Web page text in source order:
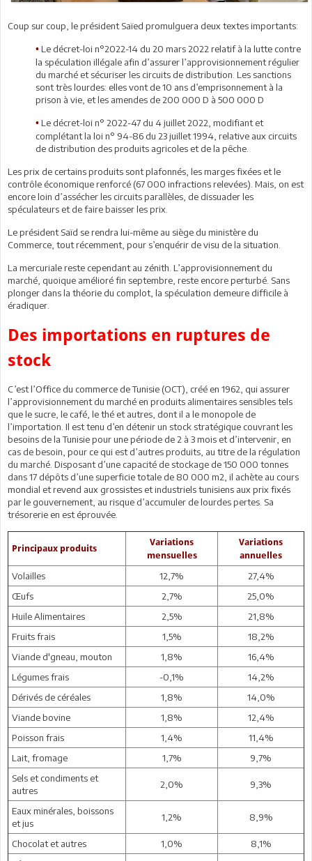
Coup sur coup, le président Saïed promulguera deux textes importants:
• Le décret-loi n°2022-14 du 20 mars 2022 relatif à la lutte contre
la spéculation illégale afin d’assurer l’approvisionnement régulier
du marché et sécuriser les circuits de distribution. Les sanctions
sont très lourdes: elles vont de 10 ans d’emprisonnement à la
prison à vie, et les amendes de 200 000 D à 500 000 D
• Le décret-loi n° 2022-47 du 4 juillet 2022, modifiant et
complétant la loi n° 94-86 du 23 juillet 1994, relative aux circuits
de distribution des produits agricoles et de la pêche.
Les prix de certains produits sont plafonnés, les marges fixées et le
contrôle économique renforcé (67 000 infractions relevées). Mais, on est
encore loin d’assécher les circuits parallèles, de dissuader les
spéculateurs et de faire baisser les prix.
Le président Saïd se rendra lui-même au siège du ministère du
Commerce, tout récemment, pour s’enquérir de visu de la situation.
La mercuriale reste cependant au zénith. L’approvisionnement du
marché, quoique amélioré fin septembre, reste encore perturbé. Sans
plonger dans la théorie du complot, la spéculation demeure difficile à
éradiquer.
Des importations en ruptures de
stock
C’est l’Office du commerce de Tunisie (OCT), créé en 1962, qui assurer
l’approvisionnement du marché en produits alimentaires sensibles tels
que le sucre, le café, le thé et autres, dont il a le monopole de
l’importation. Il est tenu d’en détenir un stock stratégique couvrant les
besoins de la Tunisie pour une période de 2 à 3 mois et d’intervenir, en
cas de besoin, pour ce qui est d’autres produits, au titre de la régulation
du marché. Disposant d’une capacité de stockage de 150 000 tonnes
dans 17 dépôts d’une superficie totale de 80 000 m2, il achète au cours
mondial et revend aux grossistes et industriels tunisiens aux prix fixés
par le gouvernement, au risque d’accumuler de lourdes pertes. Sa
trésorerie en est éprouvée.
Principaux produits
Variations
mensuelles
Variations
annuelles
Volailles 12,7%
27,4%
Œufs
2,7%
25,0%
Huile Alimentaires
2,5%
21,8%
Fruits frais
1,5%
18,2%
Viande d'gneau, mouton
1,8%
16,4%
Légumes frais
-0,1%
14,2%
Dérivés de céréales
1,8%
14,0%
Viande bovine
1,8%
12,4%
Poisson frais
1,4%
11,4%
Lait, fromage
1,7%
9,7%
Sels et condiments et
autres
2,0% 9,3%
Eaux minérales, boissons
et jus
1,2% 8,9%
Chocolat et autres 1,0%
8,1%